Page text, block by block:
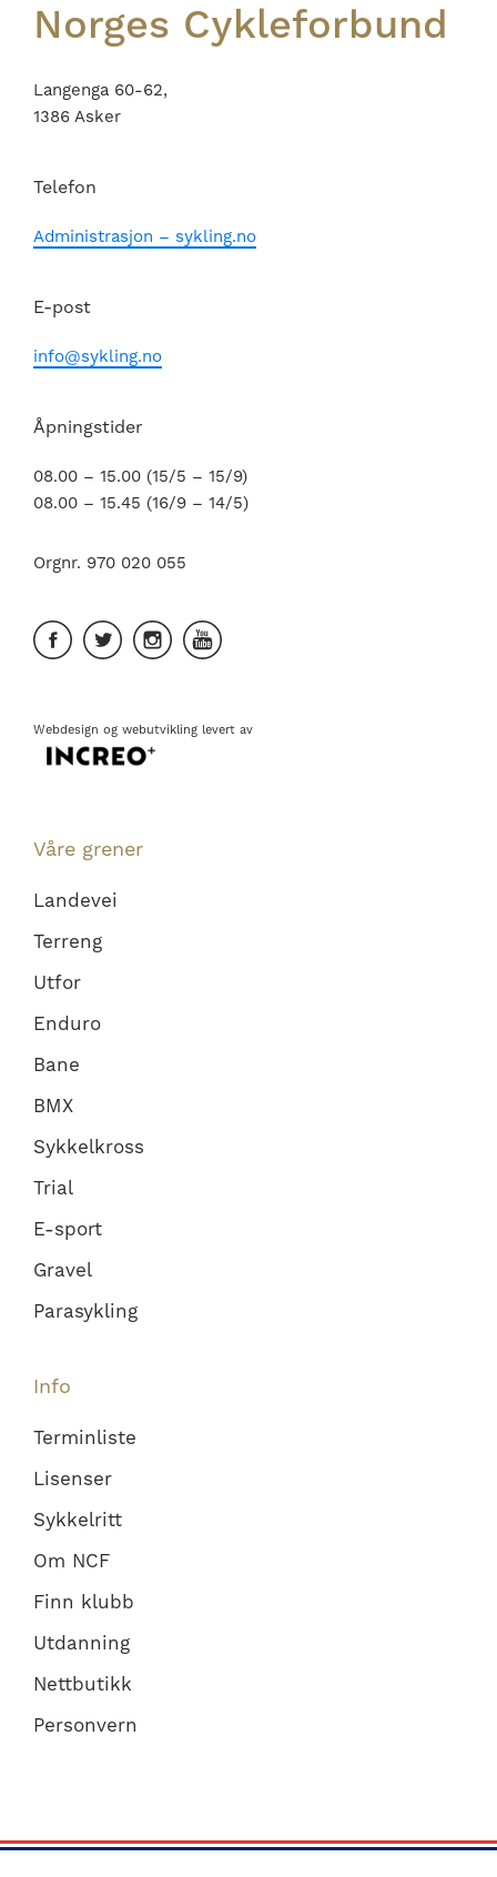
Norges Cykleforbund
Langenga 60-62,
1386 Asker
Telefon
Administrasjon – sykling.no
E-post
info@sykling.no
Åpningstider
08.00 – 15.00 (15/5 – 15/9)
08.00 – 15.45 (16/9 – 14/5)
Orgnr. 970 020 055
Webdesign og webutvikling levert av
Våre grener
Landevei
Terreng
Utfor
Enduro
Bane
BMX
Sykkelkross
Trial
E-sport
Gravel
Parasykling
Info
Terminliste
Lisenser
Sykkelritt
Om NCF
Finn klubb
Utdanning
Nettbutikk
Personvern